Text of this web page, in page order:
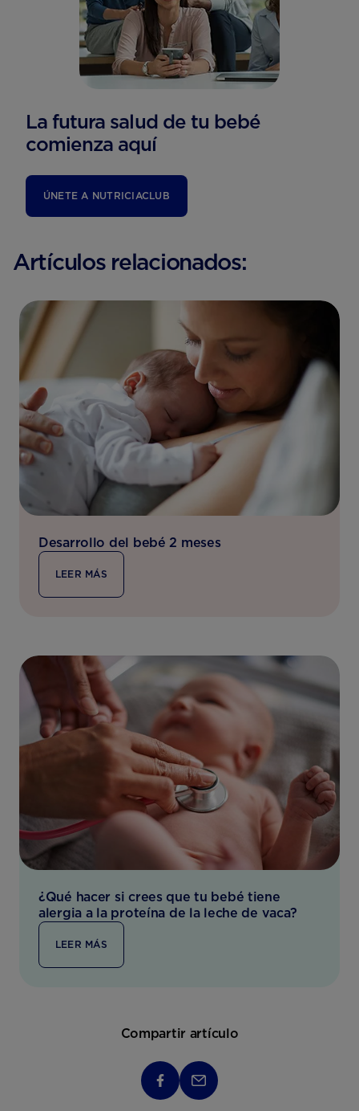
La futura salud de tu bebé
comienza aquí
ÚNETE A NUTRICIACLUB
Artículos relacionados:
Desarrollo del bebé 2 meses
LEER MÁS
¿Qué hacer si crees que tu bebé tiene
alergia a la proteína de la leche de vaca?
LEER MÁS
Compartir artículo